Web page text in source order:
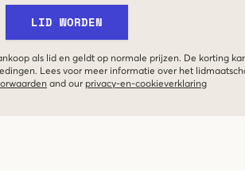
LID WORDEN
als lid en geldt op normale prijzen. De korting
Lees voor meer informatie over het
and our privacy-en-cookieverklaring